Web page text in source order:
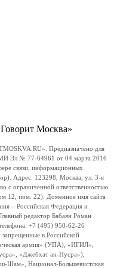
Москва»
Предназначено для
Эл № 77-64961 от 04 марта 2016
связи, информационных
Адрес: 123298, Москва, ул. 3-я
с ограниченной ответственностью
12, пом. 22). Доменное имя сайта
– Российская Федерация и
редактор Бабаян Роман
+7 (495) 950-62-26
в Российской
армия» (УПА), «ИГИЛ»,
«Джебхат ан-Нусра»),
Шам», Национал-Большевистская